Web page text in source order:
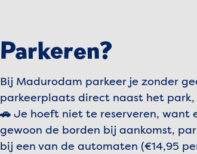
Parkeren?
Bij Madurodam parkeer je zonder
parkeerplaats direct naast het park,
🚗Je hoeft niet te reserveren, want
gewoon de borden bij aankomst,
bij een van de automaten (€14,95